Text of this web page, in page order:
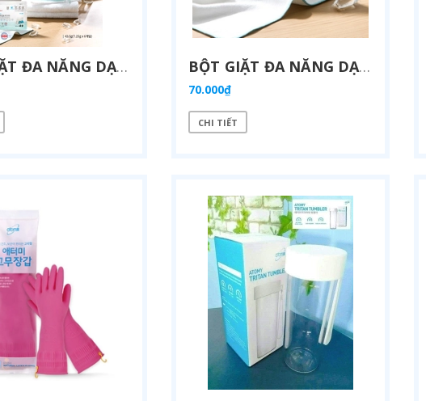
BỘT GIẶT ĐA NĂNG DẠNG VIÊN NANG CHỨA TẤT CẢ TRONG MỘT ( 7,25G X 100MIẾNG) - ATOMY ALL IN ONE LAUNDRY DETERGENT PODS - 애터미 올인원 캡슐 세탁세제 - УНИВЕРСАЛЬНОЕ СРЕДСТВО ДЛЯ СТИРКИ ATOMY ALL-IN-ONE В КАПСУЛАХ BỘT GIẶT ĐA NĂNG DẠNG VIÊN NANG CHỨA TẤT CẢ TRONG MỘT (GÓI DÙNG THỬ 7,25G X 6 MIẾNG) - ATOMY ALL IN ONE LAUNDRY DETERGENT PODS - 애터미 올인원 캡슐 세탁세제 - УНИВЕРСАЛЬНОЕ СРЕДСТВО ДЛЯ СТИРКИ ATOMY ALL-IN-ONE В КАПСУЛАХ
70.000₫
CHI TIẾT